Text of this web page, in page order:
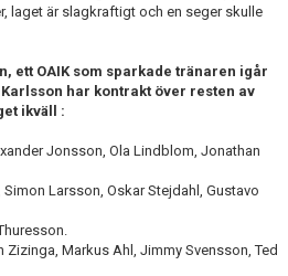
laget är slagkraftigt och en seger skulle
ett OAIK som sparkade tränaren igår
har kontrakt över resten av
ikväll :
Jonsson, Ola Lindblom, Jonathan
Larsson, Oskar Stejdahl, Gustavo
Markus Ahl, Jimmy Svensson, Ted